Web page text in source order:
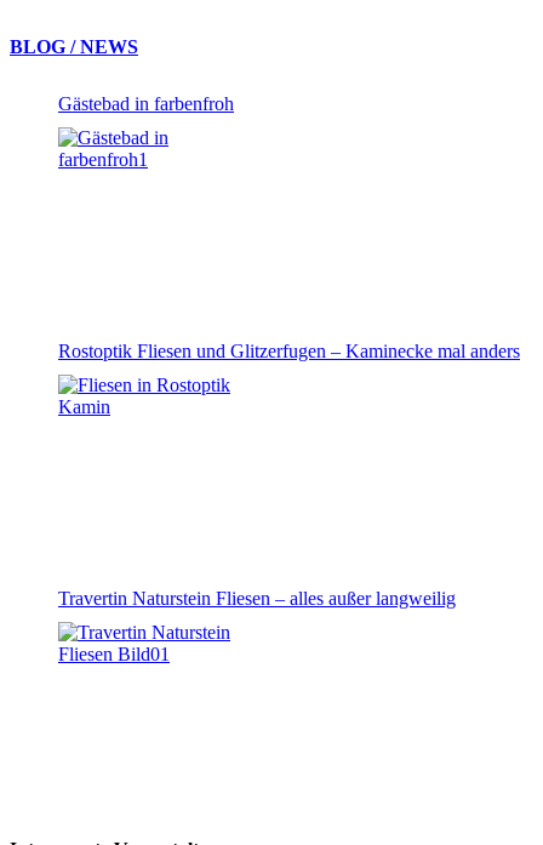
BLOG / NEWS
Gästebad in farbenfroh
Rostoptik Fliesen und Glitzerfugen – Kaminecke mal anders
Travertin Naturstein Fliesen – alles außer langweilig